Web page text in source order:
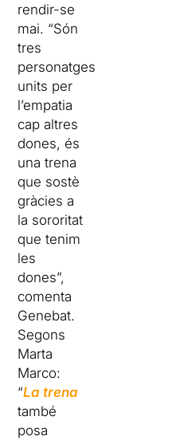
rendir-se
mai. “Són
tres
personatges
units per
l’empatia
cap altres
dones, és
una trena
que sostè
gràcies a
la sororitat
que tenim
les
dones”,
comenta
Genebat.
Segons
Marta
Marco:
“La trena
també
posa